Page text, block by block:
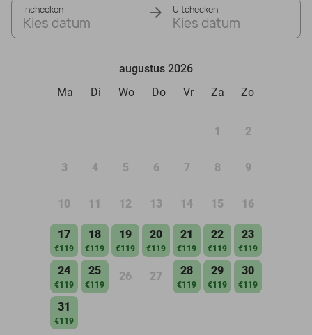
Inchecken
Kies datum
Uitchecken
Kies datum
augustus 2026
Ma
Di Wo Do Vr Za Zo
1 2
3 4 5 6 7 8 9
10 11 12 13 14 15 16
17
€119
18
€119
19
€119
20
€119
21
€119
22
€119
23
€119
24
€119
25
€119
26 27 28
€119
29
€119
30
€119
31
€119